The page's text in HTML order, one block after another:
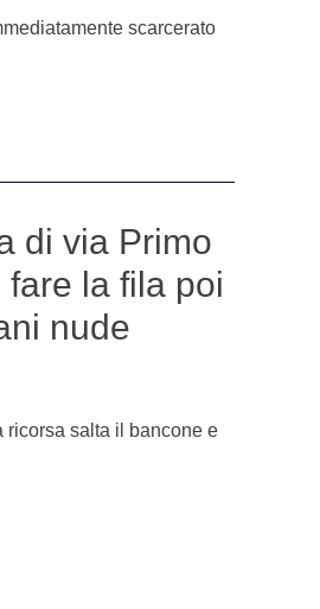
scarcerato
di via Primo
la fila poi
nude
ricorsa salta il bancone e